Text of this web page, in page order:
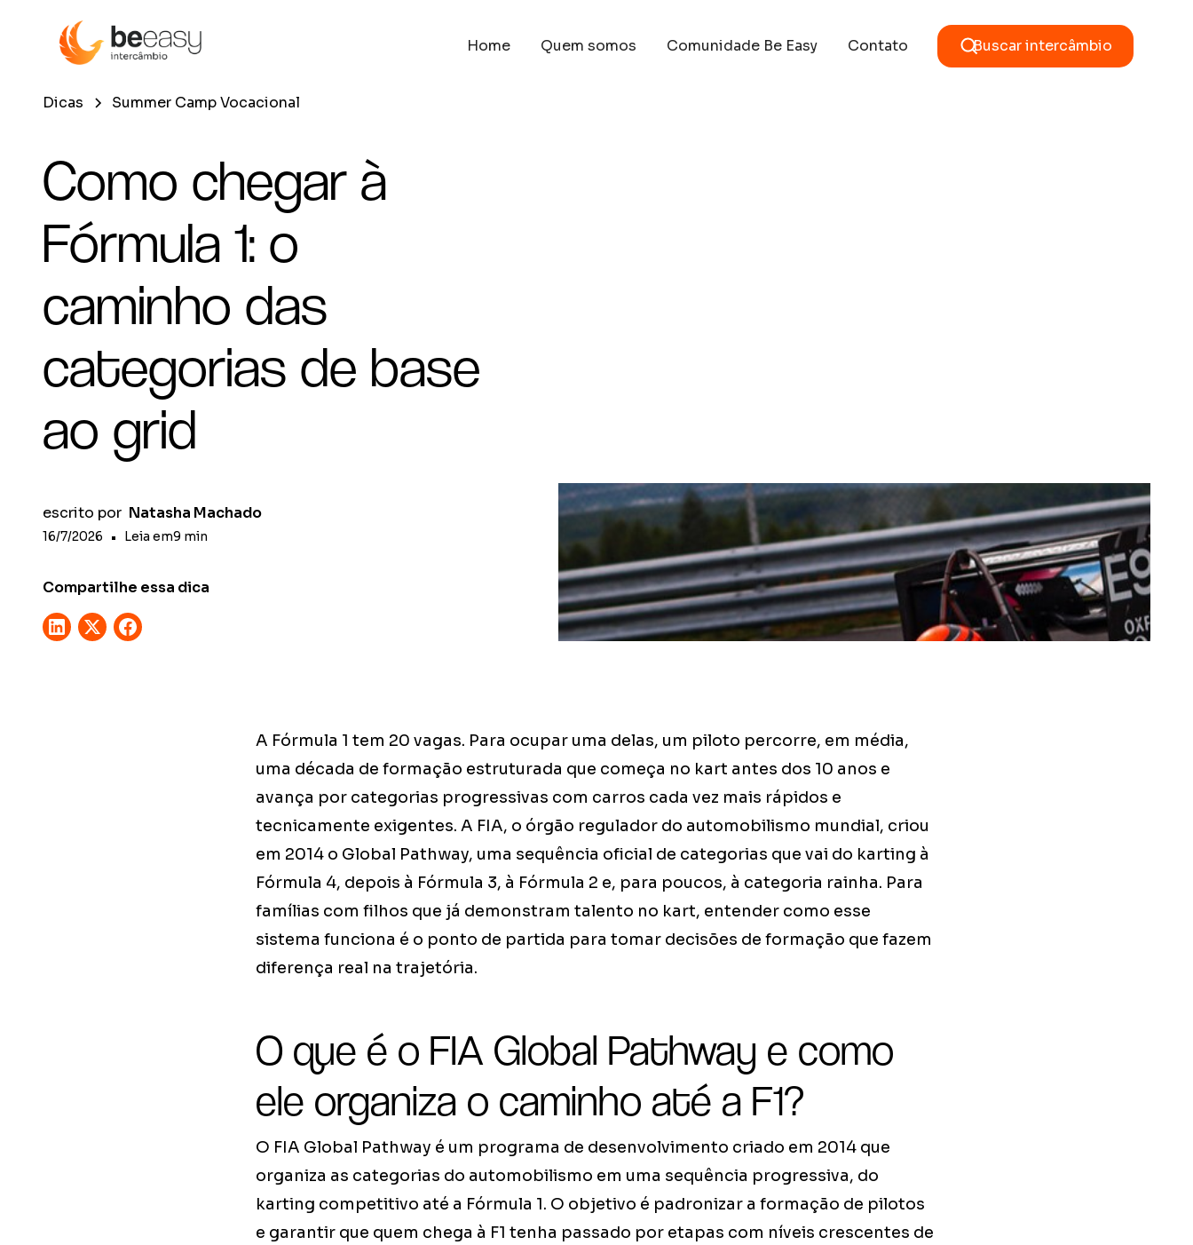
Home Quem somos Comunidade Be Easy Contato Buscar intercâmbio
Dicas Summer Camp Vocacional
Como chegar à
Fórmula 1: o
caminho das
categorias de base
ao grid
escrito por Natasha Machado
16/7/2026 • Leia em9 min
Compartilhe essa dica
A Fórmula 1 tem 20 vagas. Para ocupar uma delas, um piloto percorre, em média,
uma década de formação estruturada que começa no kart antes dos 10 anos e
avança por categorias progressivas com carros cada vez mais rápidos e
tecnicamente exigentes. A FIA, o órgão regulador do automobilismo mundial, criou
em 2014 o Global Pathway, uma sequência oficial de categorias que vai do karting à
Fórmula 4, depois à Fórmula 3, à Fórmula 2 e, para poucos, à categoria rainha. Para
famílias com filhos que já demonstram talento no kart, entender como esse
sistema funciona é o ponto de partida para tomar decisões de formação que fazem
diferença real na trajetória.
O que é o FIA Global Pathway e como
ele organiza o caminho até a F1?
O FIA Global Pathway é um programa de desenvolvimento criado em 2014 que
organiza as categorias do automobilismo em uma sequência progressiva, do
karting competitivo até a Fórmula 1. O objetivo é padronizar a formação de pilotos
e garantir que quem chega à F1 tenha passado por etapas com níveis crescentes de